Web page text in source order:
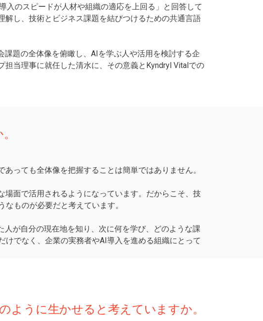
入のスピードが人材や組織の適応を上回る」と回答して
し、技術とビジネス課題を結びつけるための共通言語
課題の全体像を俯瞰し、AIを学ぶ人や活用を検討する企
当理事に就任した清水に、その意義とKyndryl Vitalでの
っても全体像を把握することは簡単ではありません。
面で活用されるようになっています。だからこそ、技
ものが必要だと考えています。
が自分の現在地を知り、次に何を学び、どのような課
でなく、企業の実務者やAI導入を進める組織にとって
ように生かせると考えていますか。